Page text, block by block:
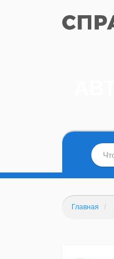
Главная